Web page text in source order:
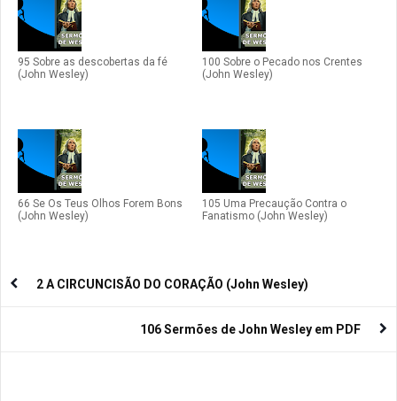
95 Sobre as descobertas da fé
(John Wesley)
100 Sobre o Pecado nos Crentes
(John Wesley)
66 Se Os Teus Olhos Forem Bons
(John Wesley)
105 Uma Precaução Contra o
Fanatismo (John Wesley)
2 A CIRCUNCISÃO DO CORAÇÃO (John Wesley)
106 Sermões de John Wesley em PDF